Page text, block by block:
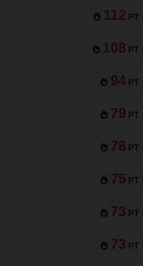
112 PT
108 PT
94 PT
79 PT
78 PT
75 PT
73 PT
73 PT